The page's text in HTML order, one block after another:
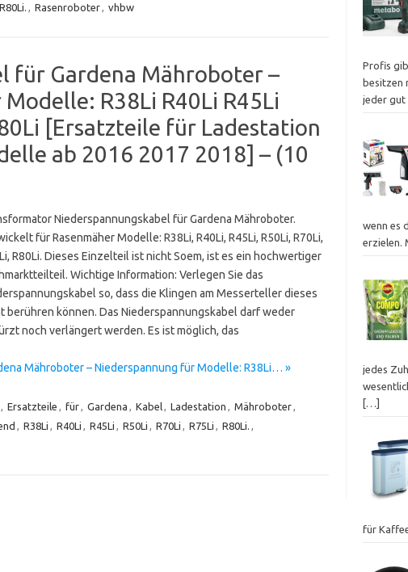
R80Li. , Rasenroboter, vhbw
für Gardena Mähroboter –
R38Li R40Li R45Li
[Ersatzteile für Ladestation
ab 2016 2017 2018] – (10
Niederspannungskabel für Gardena Mähroboter.
für Rasenmäher Modelle: R38Li, R40Li, R45Li, R50Li, R70Li,
R80Li. Dieses Einzelteil ist nicht Soem, ist es ein hochwertiger
Wichtige Information: Verlegen Sie das
so, dass die Klingen am Messerteller dieses
berühren können. Das Niederspannungskabel darf weder
noch verlängert werden. Es ist möglich, das
Mähroboter – Niederspannung für Modelle: R38Li… »
, Ersatzteile , für, Gardena , Kabel, Ladestation , Mähroboter,
, R38Li , R40Li , R45Li , R50Li , R70Li , R75Li , R80Li. ,
Profis
besitzen
jeder gut
wenn es
erzielen.
jedes
[…]
für